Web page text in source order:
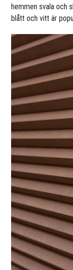
hemmen svala och
blått och vitt är